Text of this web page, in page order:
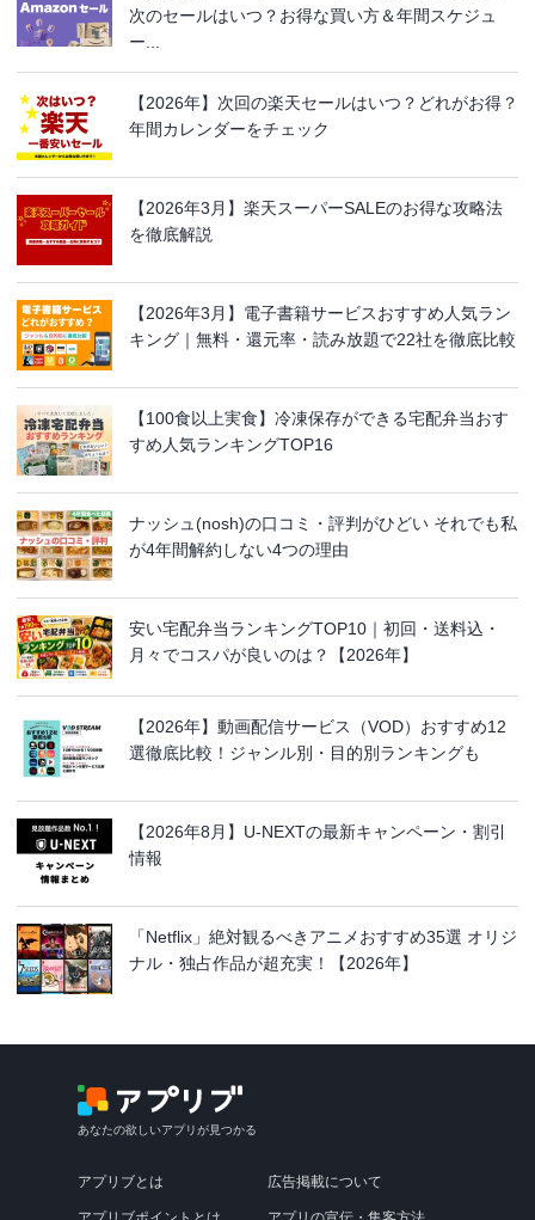
次のセールはいつ？お得な買い方＆年間スケジュ
ー...
【2026年】次回の楽天セールはいつ？どれがお得？
年間カレンダーをチェック
【2026年3月】楽天スーパーSALEのお得な攻略法
を徹底解説
【2026年3月】電子書籍サービスおすすめ人気ラン
キング｜無料・還元率・読み放題で22社を徹底比較
【100食以上実食】冷凍保存ができる宅配弁当おす
すめ人気ランキングTOP16
ナッシュ(nosh)の口コミ・評判がひどい それでも私
が4年間解約しない4つの理由
安い宅配弁当ランキングTOP10｜初回・送料込・
月々でコスパが良いのは？【2026年】
【2026年】動画配信サービス（VOD）おすすめ12
選徹底比較！ジャンル別・目的別ランキングも
【2026年8月】U-NEXTの最新キャンペーン・割引
情報
「Netflix」絶対観るべきアニメおすすめ35選 オリジ
ナル・独占作品が超充実！【2026年】
あなたの欲しいアプリが見つかる
アプリブとは 広告掲載について